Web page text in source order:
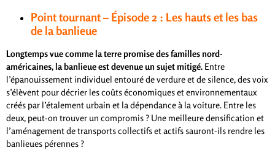
Point tournant – Épisode 2 : Les hauts et les bas
de la banlieue
Longtemps vue comme la terre promise des familles nord-
américaines, la banlieue est devenue un sujet mitigé. Entre
l’épanouissement individuel entouré de verdure et de silence, des voix
s’élèvent pour décrier les coûts économiques et environnementaux
créés par l’étalement urbain et la dépendance à la voiture. Entre les
deux, peut-on trouver un compromis ? Une meilleure densification et
l’aménagement de transports collectifs et actifs sauront-ils rendre les
banlieues pérennes ?